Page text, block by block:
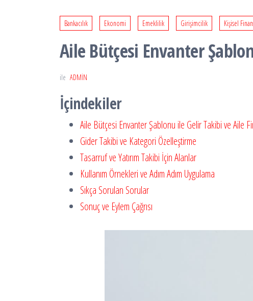
Bankacılık Ekonomi Emeklilik Girişimcilik Kişisel
Aile Bütçesi Envanter
ile ADMIN
İçindekiler
Aile Bütçesi Envanter Şablonu ile Gelir Takibi ve Aile
Gider Takibi ve Kategori Özelleştirme
Tasarruf ve Yatırım Takibi İçin Alanlar
Kullanım Örnekleri ve Adım Adım Uygulama
Sıkça Sorulan Sorular
Sonuç ve Eylem Çağrısı